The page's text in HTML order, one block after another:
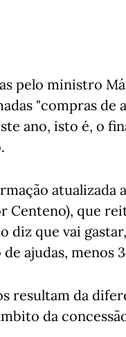
pelo ministro
"compras
ano, isto é, o
atualizada
Centeno), que
diz que vai
ajudas, menos
resultam da
da